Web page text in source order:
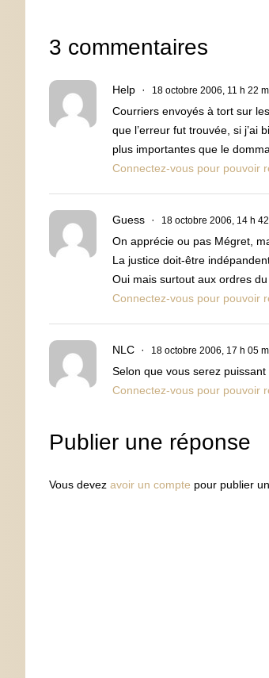
3 commentaires
Help 18 octobre 2006, 11 h 22
Courriers envoyés à tort sur
que l’erreur fut trouvée, si
plus importantes que le
Connectez-vous pour pouvoir
Guess 18 octobre 2006, 14 h
On apprécie ou pas Mégret,
La justice doit-être
Oui mais surtout aux ordres
Connectez-vous pour pouvoir
NLC 18 octobre 2006, 17 h 05
Selon que vous serez
Connectez-vous pour pouvoir
Publier une réponse
Vous devez avoir un compte pour publier